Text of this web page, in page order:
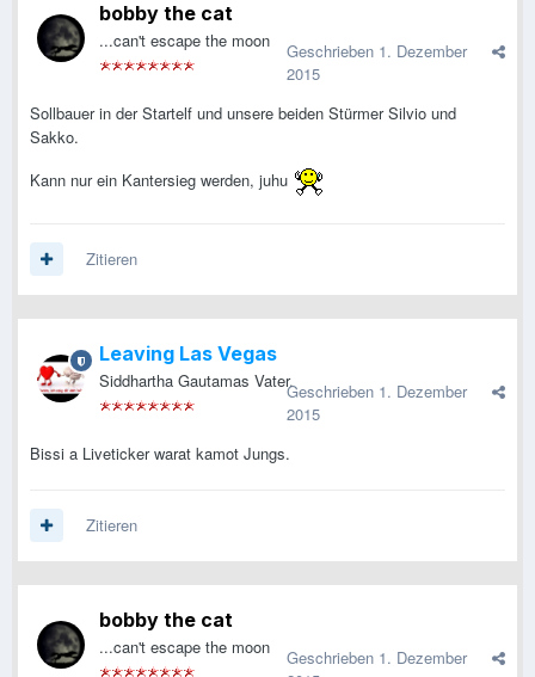
bobby the cat
...can't escape the moon Geschrieben 1. Dezember
2015
Sollbauer in der Startelf und unsere beiden Stürmer Silvio und
Sakko.
Kann nur ein Kantersieg werden, juhu
Zitieren
Leaving Las Vegas
Siddhartha Gautamas Vater.Geschrieben 1. Dezember
2015
Bissi a Liveticker warat kamot Jungs.
Zitieren
bobby the cat
...can't escape the moon Geschrieben 1. Dezember